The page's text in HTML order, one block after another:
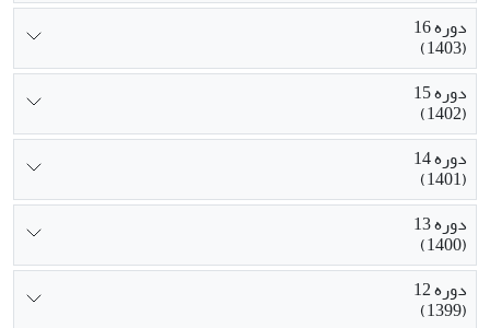
دوره 16
(1403)
دوره 15
(1402)
دوره 14
(1401)
دوره 13
(1400)
دوره 12
(1399)